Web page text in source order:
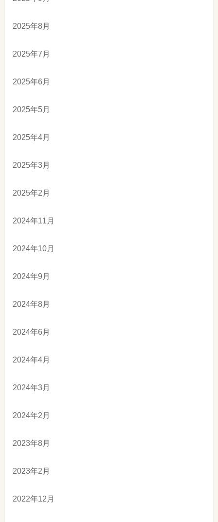
2025年8月
2025年7月
2025年6月
2025年5月
2025年4月
2025年3月
2025年2月
2024年11月
2024年10月
2024年9月
2024年8月
2024年6月
2024年4月
2024年3月
2024年2月
2023年8月
2023年2月
2022年12月